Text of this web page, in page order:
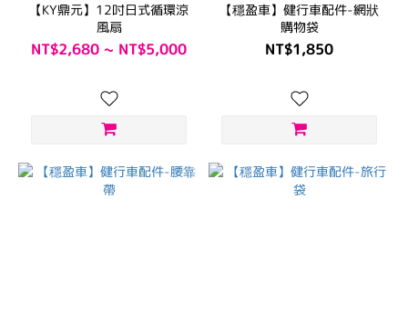
【KY鼎元】12吋日式循環涼
風扇
NT$2,680 ~ NT$5,000
【穩盈車】健行車配件-網狀
購物袋
NT$1,850